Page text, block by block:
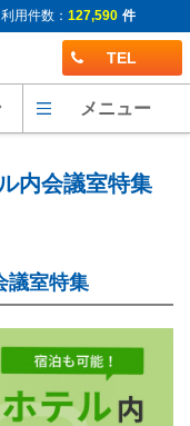
用件数： 127,590 件
TEL
メニュー
内会議室特集
議室特集